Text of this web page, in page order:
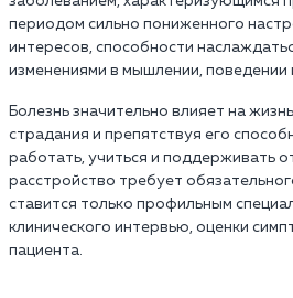
периодом сильно пониженного
интересов, способности
изменениями в мышлении, поведении
Болезнь значительно влияет на
страдания и препятствуя его
работать, учиться и поддерживать
расстройство требует
ставится только профильным
клинического интервью, оценки
пациента.